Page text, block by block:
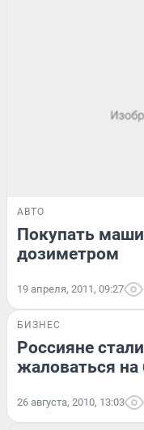
АВТО
Покупать
дозиметром
19 апреля, 2011, 09:27
БИЗНЕС
Россияне
жаловаться на
26 августа, 2010, 13:03